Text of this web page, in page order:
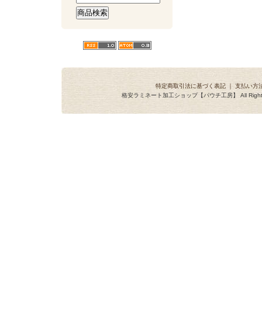
特定商取引法に基づく表記 ｜ 支払い方
格安ラミネート加工ショップ【パウチ工房】 All